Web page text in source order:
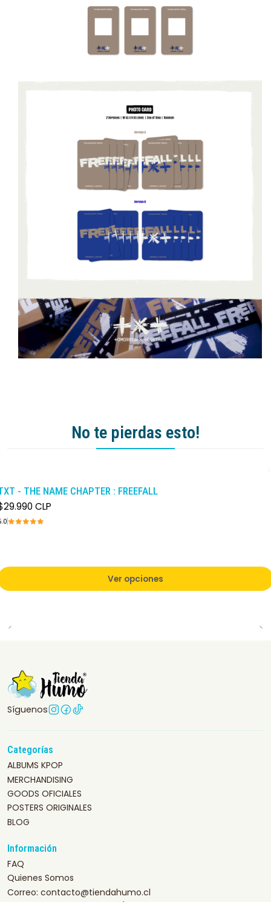
No te pierdas esto!
- THE NAME CHAPTER : FREEFALL
CLP
Ver opciones
Síguenos
Categorías
ALBUMS KPOP
MERCHANDISING
GOODS OFICIALES
POSTERS ORIGINALES
BLOG
Información
FAQ
Quienes Somos
Correo: contacto@tiendahumo.cl